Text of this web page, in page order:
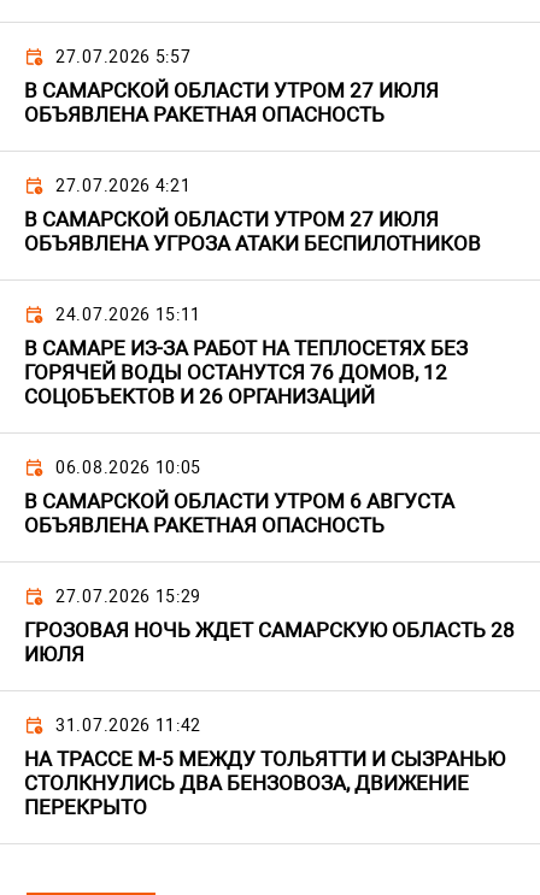
27.07.2026 5:57
В САМАРСКОЙ ОБЛАСТИ УТРОМ 27 ИЮЛЯ
ОБЪЯВЛЕНА РАКЕТНАЯ ОПАСНОСТЬ
27.07.2026 4:21
В САМАРСКОЙ ОБЛАСТИ УТРОМ 27 ИЮЛЯ
ОБЪЯВЛЕНА УГРОЗА АТАКИ БЕСПИЛОТНИКОВ
24.07.2026 15:11
В САМАРЕ ИЗ-ЗА РАБОТ НА ТЕПЛОСЕТЯХ БЕЗ
ГОРЯЧЕЙ ВОДЫ ОСТАНУТСЯ 76 ДОМОВ, 12
СОЦОБЪЕКТОВ И 26 ОРГАНИЗАЦИЙ
06.08.2026 10:05
В САМАРСКОЙ ОБЛАСТИ УТРОМ 6 АВГУСТА
ОБЪЯВЛЕНА РАКЕТНАЯ ОПАСНОСТЬ
27.07.2026 15:29
ГРОЗОВАЯ НОЧЬ ЖДЕТ САМАРСКУЮ ОБЛАСТЬ 28
ИЮЛЯ
31.07.2026 11:42
НА ТРАССЕ М-5 МЕЖДУ ТОЛЬЯТТИ И СЫЗРАНЬЮ
СТОЛКНУЛИСЬ ДВА БЕНЗОВОЗА, ДВИЖЕНИЕ
ПЕРЕКРЫТО